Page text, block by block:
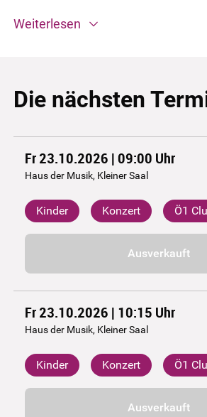
Weiterlesen
Die nächsten
Fr 23.10.2026 | 09:00 Uhr
Haus der Musik, Kleiner Saal
Kinder Konzert Ö1
Ausverkauft
Fr 23.10.2026 | 10:15 Uhr
Haus der Musik, Kleiner Saal
Kinder Konzert Ö1
Ausverkauft